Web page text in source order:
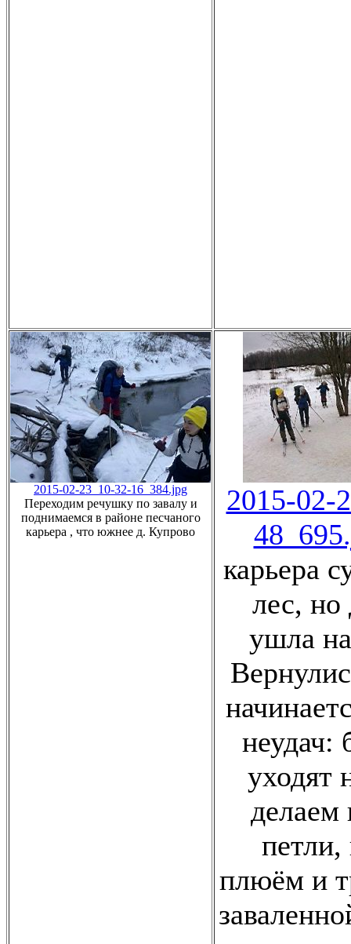
2015-02-23_10-32-16_384.jpg
Переходим речушку по завалу и
поднимаемся в районе песчаного
карьера , что южнее д. Купрово
2015-02-
карьера
лес, но
ушла
неудач:
уходят
петли,
плюём и